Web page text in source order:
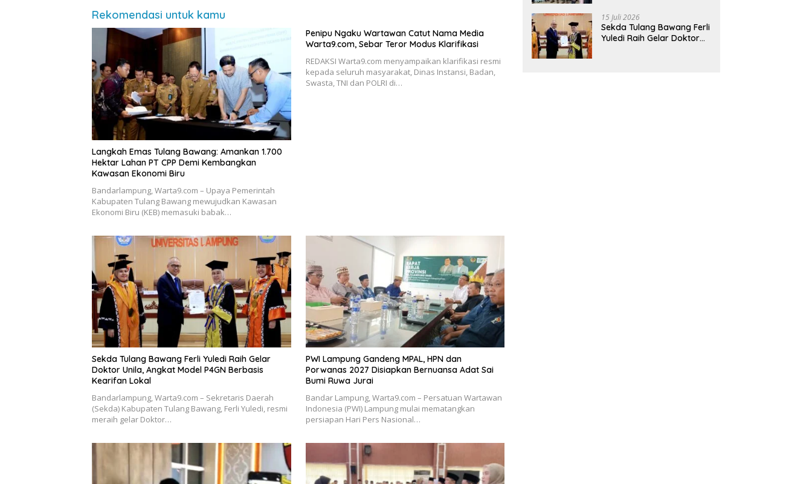
Rekomendasi untuk kamu
Langkah Emas Tulang Bawang: Amankan 1.700
Hektar Lahan PT CPP Demi Kembangkan
Kawasan Ekonomi Biru
Bandarlampung, Warta9.com – Upaya Pemerintah
Kabupaten Tulang Bawang mewujudkan Kawasan
Ekonomi Biru (KEB) memasuki babak…
Penipu Ngaku Wartawan Catut Nama Media
Warta9.com, Sebar Teror Modus Klarifikasi
REDAKSI Warta9.com menyampaikan klarifikasi resmi
kepada seluruh masyarakat, Dinas Instansi, Badan,
Swasta, TNI dan POLRI di…
Sekda Tulang Bawang Ferli Yuledi Raih Gelar
Doktor Unila, Angkat Model P4GN Berbasis
Kearifan Lokal
Bandarlampung, Warta9.com – Sekretaris Daerah
(Sekda) Kabupaten Tulang Bawang, Ferli Yuledi, resmi
meraih gelar Doktor…
PWI Lampung Gandeng MPAL, HPN dan
Porwanas 2027 Disiapkan Bernuansa Adat Sai
Bumi Ruwa Jurai
Bandar Lampung, Warta9.com – Persatuan Wartawan
Indonesia (PWI) Lampung mulai mematangkan
persiapan Hari Pers Nasional…
Bergizi Gratis di Natar
15 Juli 2026
Sekda Tulang Bawang Ferli
Yuledi Raih Gelar Doktor